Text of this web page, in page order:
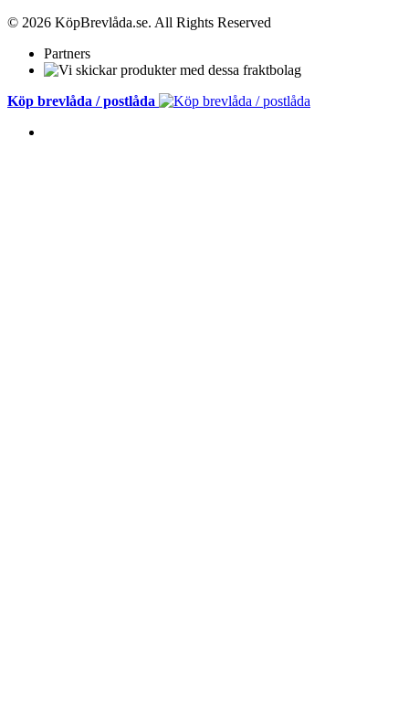
© 2026 KöpBrevlåda.se. All Rights Reserved
Partners
Köp brevlåda / postlåda